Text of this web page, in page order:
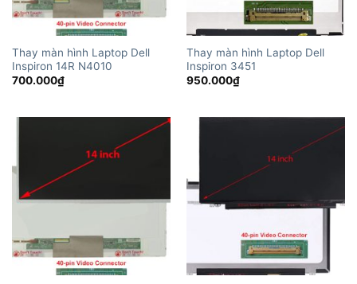
Thay màn hình Laptop Dell
Inspiron 14R N4010
700.000₫
Thay màn hình Laptop Dell
Inspiron 3451
950.000₫